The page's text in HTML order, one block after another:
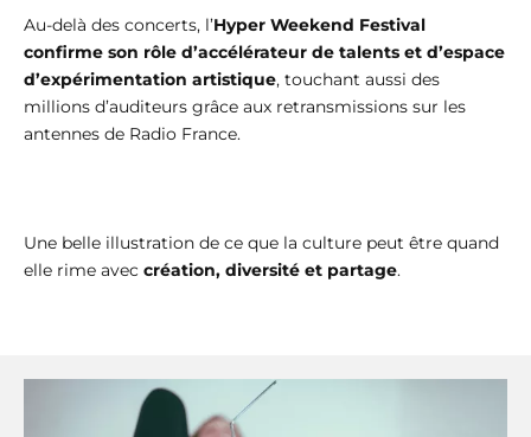
Au-delà des concerts, l’Hyper Weekend Festival
confirme son rôle d’accélérateur de talents et d’espace
d’expérimentation artistique, touchant aussi des
millions d’auditeurs grâce aux retransmissions sur les
antennes de Radio France.
Une belle illustration de ce que la culture peut être quand
elle rime avec création, diversité et partage.